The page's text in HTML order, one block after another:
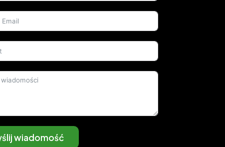
wiadomość